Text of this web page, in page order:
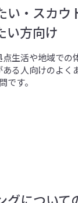
い・スカウ
い方向け
生活や地域での
る人向けのよく
です。